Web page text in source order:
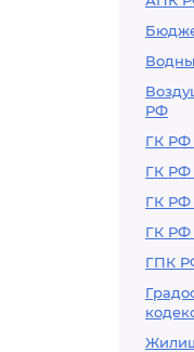
РФ
ГК РФ
ГК РФ
ГК РФ
ГК РФ
ГПК